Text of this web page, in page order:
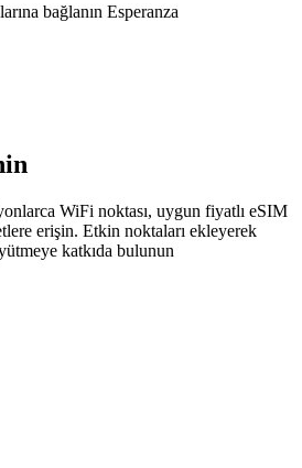
bağlanın Esperanza
WiFi noktası, uygun fiyatlı eSIM
erişin. Etkin noktaları ekleyerek
katkıda bulunun